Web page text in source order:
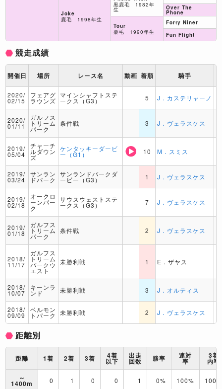
Joke
鹿毛 1998年生
黒鹿毛 1982年
生
Tour
栗毛 1990年生
Over The
Phone
Forty Niner
Fun Flight
競走成績
開催日 場所 レース名 動画 着順 騎手
2020/
02/15
フェアグ
ラウンズ
マインシャフトステ
ークス（G3） 5 J．カステリャーノ
2020/
01/11
ガルフス
トリーム
パーク
条件戦 3 J．ヴェラスケス
2019/
05/04
チャーチ
ルダウン
ズ
ケンタッキーダービ
ー（G1） 10 M．スミス
2019/
03/24
サンラン
ドパーク
サンランドパークダ
ービー（G3） 1 J．ヴェラスケス
2019/
02/18
オークロ
ーンパー
ク
サウスウェストステ
ークス（G3） 7 J．ヴェラスケス
2019/
01/18
ガルフス
トリーム
パーク
条件戦 2 J．ヴェラスケス
2018/
11/17
ガルフス
トリーム
パークウ
エスト
未勝利戦 1 E．ザヤス
2018/
10/07
キーンラ
ンド 未勝利戦 3 J．オルティス
2018/
09/09
ベルモン
トパーク 未勝利戦 2 J．ヴェラスケス
距離別
距離 1着 2着 3着 4着
以下
出走
回数 勝率 連対
率
3着
内率
～
1400m 0 1 0 0 1 0% 100%